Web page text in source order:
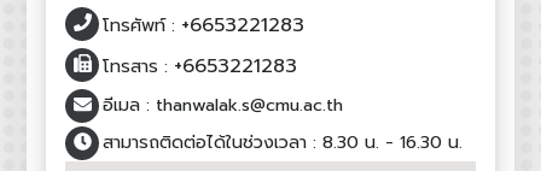
โทรศัพท์ : +6653221283
โทรสาร : +6653221283
อีเมล : thanwalak.s@cmu.ac.th
สามารถติดต่อได้ในช่วงเวลา :8.30 น. - 16.30 น.